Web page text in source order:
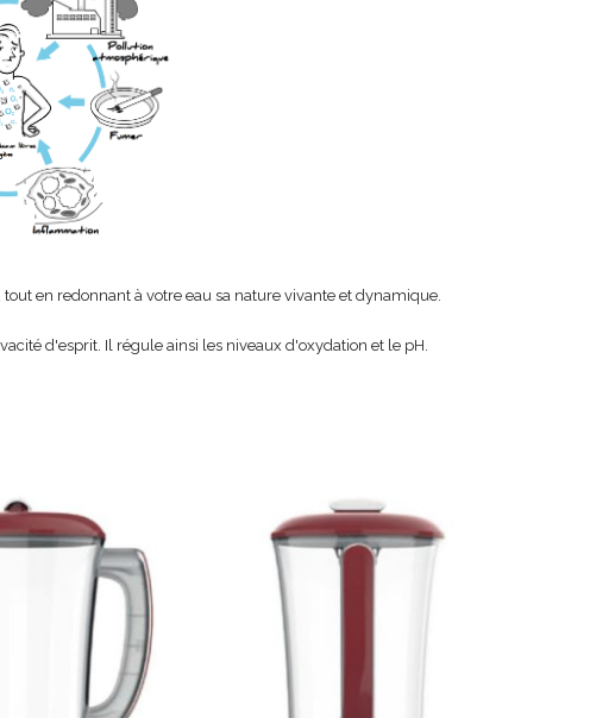
en redonnant à votre eau sa nature vivante et dynamique.
d'esprit. Il régule ainsi les niveaux d'oxydation et le pH.